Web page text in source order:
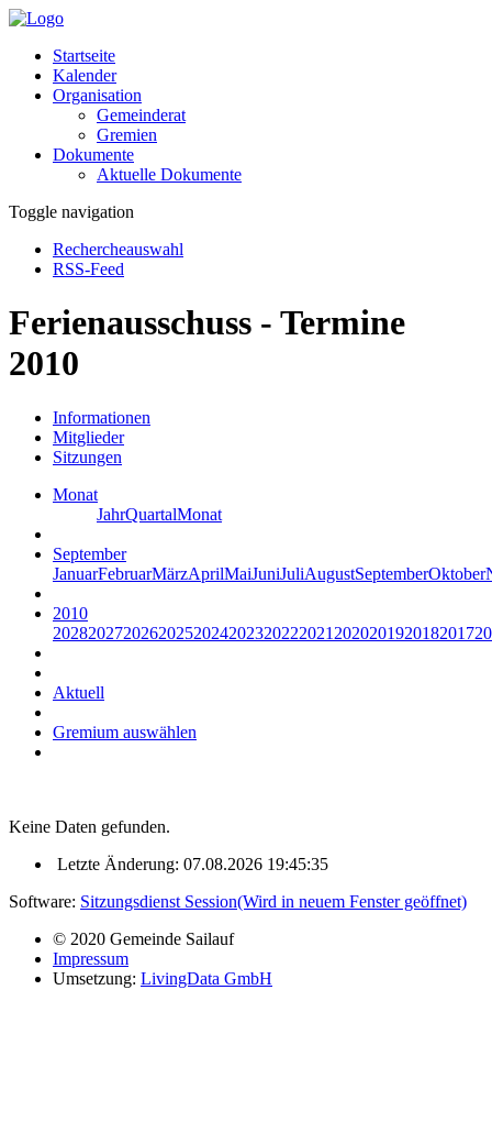
Startseite
Kalender
Organisation
Gemeinderat
Gremien
Dokumente
Aktuelle Dokumente
Toggle navigation
Rechercheauswahl
RSS-Feed
Ferienausschuss - Termine
2010
Informationen
Mitglieder
Sitzungen
Monat
JahrQuartalMonat
September
JanuarFebruarMärzAprilMaiJuniJuliAugustSeptemberOktober
2010
20282027202620252024202320222021 2020201920182017
Aktuell
Gremium auswählen
Keine Daten gefunden.
Letzte Änderung: 07.08.2026 19:45:35
Software: Sitzungsdienst Session(Wird in neuem Fenster geöffnet)
© 2020 Gemeinde Sailauf
Impressum
Umsetzung: LivingData GmbH